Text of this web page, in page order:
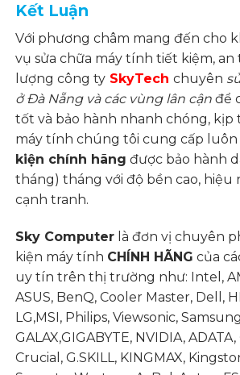
Kết Luận
Với phương châm mang đến cho
vụ sửa chữa máy tính tiết kiệm, an
lượng công ty SkyTech chuyên
ở Đà Nẵng và các vùng lân cận để
tốt và bảo hành nhanh chóng, kịp
máy tính chúng tôi cung cấp luôn
kiện chính hãng được bảo hành
tháng) tháng với độ bền cao, hiệu
cạnh tranh.
Sky Computer là đơn vị chuyên
kiện máy tính CHÍNH HÃNG của
uy tín trên thị trường như: Intel,
ASUS, BenQ, Cooler Master, Dell,
LG,MSI, Philips, Viewsonic,
GALAX,GIGABYTE, NVIDIA, ADATA,
Crucial, G.SKILL, KINGMAX,